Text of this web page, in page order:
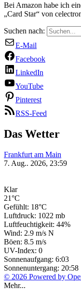
Bei Amazon habe ich
„Card Star“ von
Suchen nach:
E-Mail
Facebook
LinkedIn
YouTube
Pinterest
RSS-Feed
Das Wetter
Frankfurt am Main
7. Aug.. 2026, 23:59
Klar
21°C
Gefühlt: 18°C
Luftdruck: 1022 mb
Luftfeuchtigkeit: 44%
Wind: 2.9 m/s N
Böen: 8.5 m/s
UV-Index: 0
Sonnenaufgang: 6:03
Sonnenuntergang: 20:58
© 2026 Powered by
Mehr...